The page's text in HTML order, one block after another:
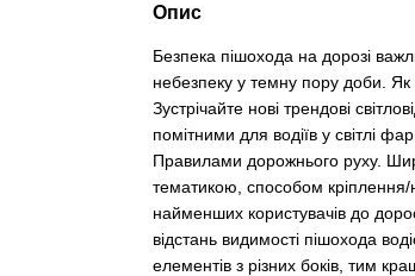
Опис
Безпека пішохода на дорозі
небезпеку у темну пору доби.
Зустрічайте нові трендові
помітними для водіїв у світлі
Правилами дорожнього руху.
тематикою, способом кріплення/
найменших користувачів до
відстань видимості пішохода
елементів з різних боків, тим